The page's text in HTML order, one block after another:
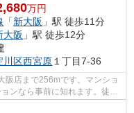
万円
「新大阪 」駅 徒歩11分
大阪 」駅 徒歩12分
川区西宮原 １丁目7-36
阪店まで256mです。マンショ
ンなら事前に知れます。徒歩